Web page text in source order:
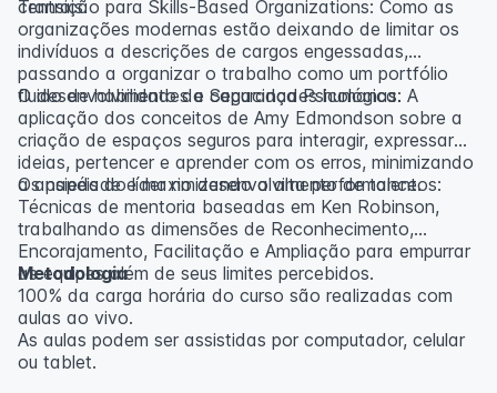
centrais.
Transição para Skills-Based Organizations: Como as
organizações modernas estão deixando de limitar os
indivíduos a descrições de cargos engessadas,
passando a organizar o trabalho como um portfólio
fluido de habilidades e capacidades humanas.
O desenvolvimento da Segurança Psicológica: A
aplicação dos conceitos de Amy Edmondson sobre a
criação de espaços seguros para interagir, expressar
ideias, pertencer e aprender com os erros, minimizando
a ansiedade e maximizando a alta performance.
Os papéis do líder no desenvolvimento de talentos:
Técnicas de mentoria baseadas em Ken Robinson,
trabalhando as dimensões de Reconhecimento,
Encorajamento, Facilitação e Ampliação para empurrar
as equipes além de seus limites percebidos.
Metodologia
100% da carga horária do curso são realizadas com
aulas ao vivo.
As aulas podem ser assistidas por computador, celular
ou tablet.